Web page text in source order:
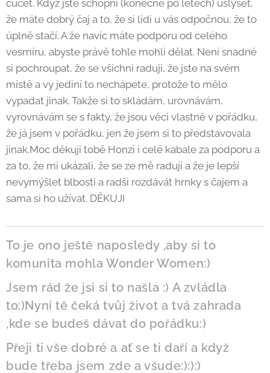
čučet. Když jste schopni (konečně po letech) uslyšet,
že máte dobrý čaj a to, že si lidi u vás odpočnou, že to
úplně stačí. A že navíc máte podporu od celého
vesmíru, abyste právě tohle mohli dělat. Není snadné
si pochroupat, že se všichni radují, že jste na svém
místě a vy jediní to nechápete, protože to mělo
vypadat jinak. Takže si to skládám, urovnávám,
vyrovnávám se s fakty, že jsou věci vlastně v pořádku,
že já jsem v pořádku, jen že jsem si to představovala
jinak.Moc děkuji tobě Honzi i celé kabale za podporu a
za to, že mi ukázali, že se ze mě radují a že je lepší
nevymýšlet blbosti a radši rozdávát hrnky s čajem a
sama si ho užívat. DĚKUJI
To je ono ještě naposledy ,aby si to
komunita mohla Wonder Women:)
Jsem rád že jsi si to našla :) A zvládla
to:)Nyní tě čeká tvůj život a tvá zahrada
,kde se budeš dávat do pořádku:)
Přeji ti vše dobré a ať se ti daří a když
bude třeba jsem zde a všude:):):)